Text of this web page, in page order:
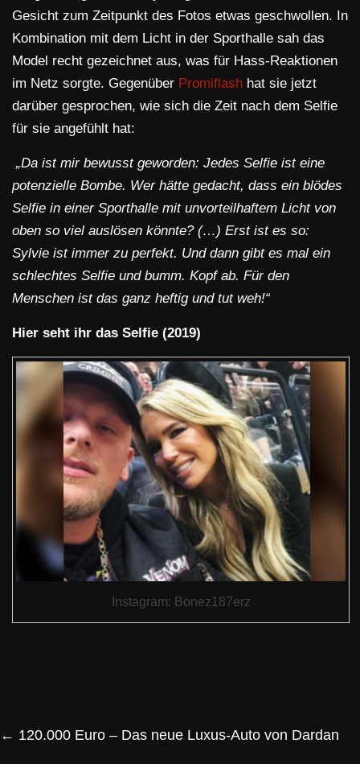
Gesicht zum Zeitpunkt des Fotos etwas geschwollen. In
Kombination mit dem Licht in der Sporthalle sah das
Model recht gezeichnet aus, was für Hass-Reaktionen
im Netz sorgte. Gegenüber Promiflash hat sie jetzt
darüber gesprochen, wie sich die Zeit nach dem Selfie
für sie angefühlt hat:
„Da ist mir bewusst geworden: Jedes Selfie ist eine
potenzielle Bombe. Wer hätte gedacht, dass ein blödes
Selfie in einer Sporthalle mit unvorteilhaftem Licht von
oben so viel auslösen könnte? (…) Erst ist es so:
Sylvie ist immer zu perfekt. Und dann gibt es mal ein
schlechtes Selfie und bumm. Kopf ab. Für den
Menschen ist das ganz heftig und tut weh!“
Hier seht ihr das Selfie (2019)
Instagram: Bonez187erz
← 120.000 Euro – Das neue Luxus-Auto von Dardan